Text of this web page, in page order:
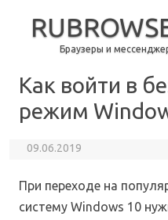
Браузеры и
Как войти в
режим
09.06.2019
При переходе на
систему Windows 10